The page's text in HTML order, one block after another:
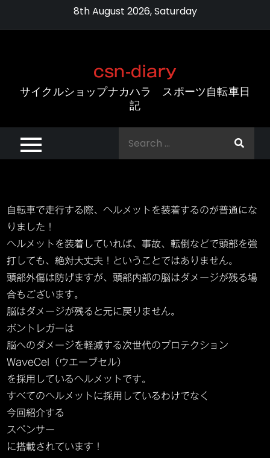
8th August 2026, Saturday
csn-diary
サイクルショップナカハラ スポーツ自転車日
記
自転車で走行する際、ヘルメットを装着するのが普通にな
りました！
ヘルメットを装着していれば、事故、転倒などで頭部を強
打しても、絶対大丈夫！ということではありません。
頭部外傷は防げますが、頭部内部の脳はダメージが残る場
合もございます。
脳はダメージが残ると元に戻りません。
ボントレガーは
脳へのダメージを軽減する次世代のプロテクション
WaveCel（ウエーブセル）
を採用しているヘルメットです。
すべてのヘルメットに採用しているわけでなく
今回紹介する
スペンサー
に搭載されています！